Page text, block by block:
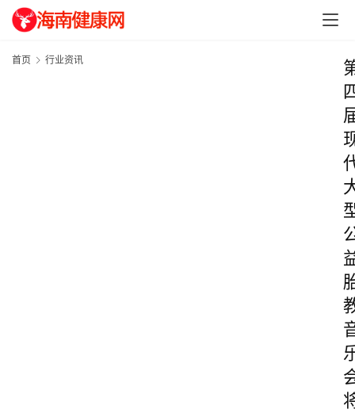
首页 行业资讯